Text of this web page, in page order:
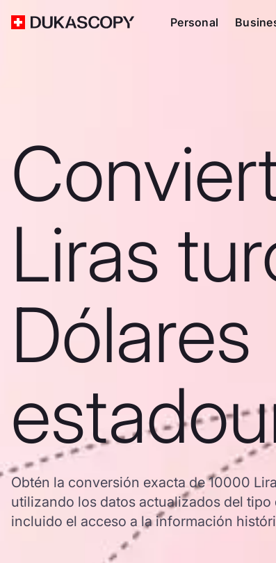
Personal
Liras
Dólares
Obtén la conversión exacta de 10000
utilizando los datos actualizados del
incluido el acceso a la información